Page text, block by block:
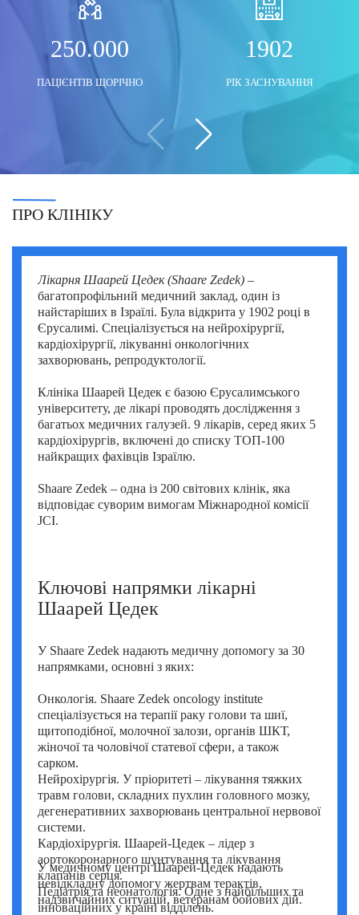
Моше Інбар (Moshe Inbar)
Моше Паппа (Moshe Pappa)
Мустафа Оздоган (Mustafa Ozdogan)
Озкан Їлдиз (Ozkan Yildiz)
Саваш Туна (Savas Tuna)
Серкан Кескін (Serkan Keskin)
Серкан Ерканлі (Serkan Erkanli)
Сіван Шамаї (Sivan Shamai)
Тамар Сафра (Tamar Safra)
Тахсін Озатлі (Tahsin Ozatli)
Фатіх Айдоган (Fatih Aydogan)
Хале Башак Чалар (Hale Basak Caglar)
Яків Шехтер (Jacob Schechter)
Шимон Маймон (Shimon Maimon)
Шломи Константини (Shlomi Constantini)
Шломо Давидович (Shlomo Davidovich)
Саліх Марангоз (Salih Marangoz)
Сегев Ейтан (Segev Eitan)
Халук Чабук (Haluk Cabuk)
250.000
ПАЦІЄНТІВ ЩОРІЧНО
1902
РІК ЗАСНУВАННЯ
ПРО КЛІНІКУ
Лікарня Шаарей Цедек (Shaare Zedek) –
багатопрофільний медичний заклад, один із
найстаріших в Ізраїлі. Була відкрита у 1902 році в
Єрусалимі. Спеціалізується на нейрохірургії,
кардіохірургії, лікуванні онкологічних
захворювань, репродуктології.
Клініка Шаарей Цедек є базою Єрусалимського
університету, де лікарі проводять дослідження з
багатьох медичних галузей. 9 лікарів, серед яких 5
кардіохірургів, включені до списку ТОП-100
найкращих фахівців Ізраїлю.
Shaare Zedek – одна із 200 світових клінік, яка
відповідає суворим вимогам Міжнародної комісії
JCI.
Ключові напрямки лікарні
Шаарей Цедек
У Shaare Zedek надають медичну допомогу за 30
напрямками, основні з яких:
Онкологія. Shaare Zedek oncology institute
спеціалізується на терапії раку голови та шиї,
щитоподібної, молочної залози, органів ШКТ,
жіночої та чоловічої статевої сфери, а також
сарком.
Нейрохірургія. У пріоритеті – лікування тяжких
травм голови, складних пухлин головного мозку,
дегенеративних захворювань центральної нервової
системи.
Кардіохірургія. Шаарей-Цедек – лідер з
аортокоронарного шунтування та лікування
клапанів серця.
Педіатрія та неонатологія. Одне з найбільших та
інноваційних у країні відділень.
У медичному центрі Шаарей-Цедек надають
невідкладну допомогу жертвам терактів,
надзвичайних ситуацій, ветеранам бойових дій.